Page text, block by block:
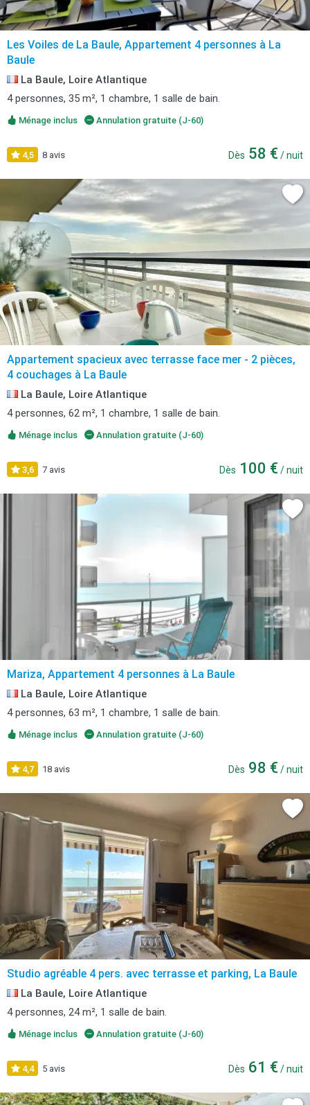
Les Voiles de La Baule, Appartement 4 personnes à La
Baule
La Baule, Loire Atlantique
4 personnes, 35 m², 1 chambre, 1 salle de bain.
Ménage inclus Annulation gratuite (J-60)
4,5 8 avis Dès 58 € / nuit
Appartement spacieux avec terrasse face mer - 2 pièces,
4 couchages à La Baule
La Baule, Loire Atlantique
4 personnes, 62 m², 1 chambre, 1 salle de bain.
Ménage inclus Annulation gratuite (J-60)
3,6 7 avis Dès 100 € / nuit
Mariza, Appartement 4 personnes à La Baule
La Baule, Loire Atlantique
4 personnes, 63 m², 1 chambre, 1 salle de bain.
Ménage inclus Annulation gratuite (J-60)
4,7 18 avis Dès 98 € / nuit
Studio agréable 4 pers. avec terrasse et parking, La Baule
La Baule, Loire Atlantique
4 personnes, 24 m², 1 salle de bain.
Ménage inclus Annulation gratuite (J-60)
4,4 5 avis Dès 61 € / nuit